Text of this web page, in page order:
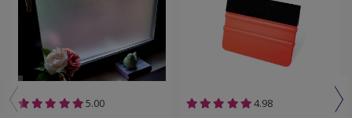
5.00 4.98